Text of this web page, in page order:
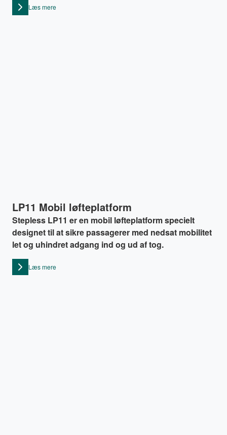
løftekapacitet på 350 kg.
Læs mere
LP11 Mobil løfteplatform
Stepless LP11 er en mobil løfteplatform specielt
designet til at sikre passagerer med nedsat mobilitet
let og uhindret adgang ind og ud af tog.
Læs mere